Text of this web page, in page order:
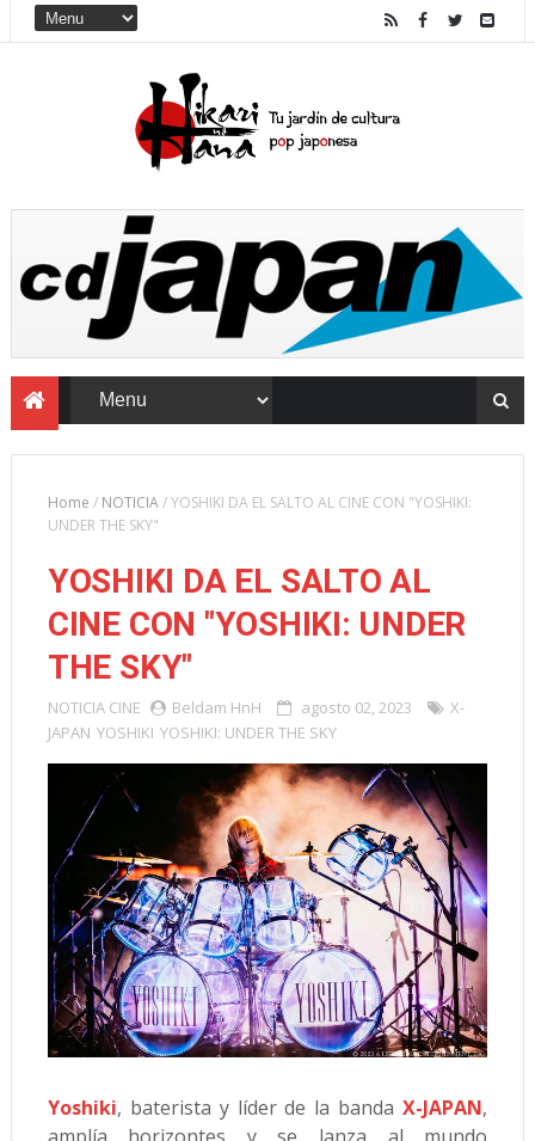
Home / NOTICIA/YOSHIKI DA EL SALTO AL CINE CON "YOSHIKI:
UNDER THE SKY"
YOSHIKI DA EL SALTO AL
CINE CON "YOSHIKI: UNDER
THE SKY"
NOTICIA CINE Beldam HnH agosto 02, 2023
X-
JAPAN YOSHIKI YOSHIKI: UNDER THE SKY
Yoshiki, baterista y líder de la bandaX-JAPAN,